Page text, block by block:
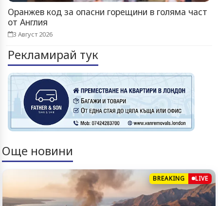
Оранжев код за опасни горещини в голяма част
от Англия
3 Август 2026
Рекламирай тук
Още новини
BREAKING LIVE